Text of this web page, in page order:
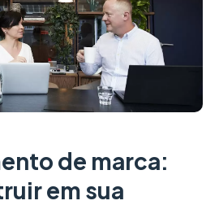
LER MAIS
de marca:
em sua